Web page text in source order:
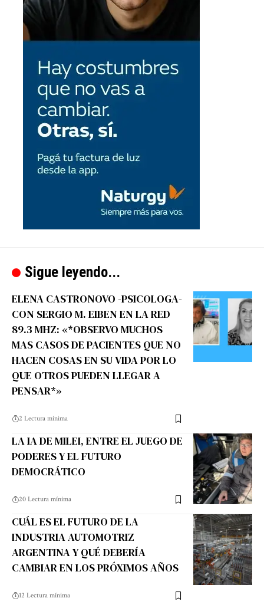
Sigue leyendo...
ELENA CASTRONOVO -PSICOLOGA-
CON SERGIO M. EIBEN EN LA RED
89.3 MHZ: «*OBSERVO MUCHOS
MAS CASOS DE PACIENTES QUE NO
HACEN COSAS EN SU VIDA POR LO
QUE OTROS PUEDEN LLEGAR A
PENSAR*»
2 Lectura mínima
LA IA DE MILEI, ENTRE EL JUEGO DE
PODERES Y EL FUTURO
DEMOCRÁTICO
20 Lectura mínima
CUÁL ES EL FUTURO DE LA
INDUSTRIA AUTOMOTRIZ
ARGENTINA Y QUÉ DEBERÍA
CAMBIAR EN LOS PRÓXIMOS AÑOS
12 Lectura mínima